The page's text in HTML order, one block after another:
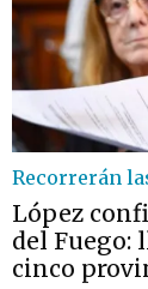
Recorrerán
López
del Fuego:
cinco